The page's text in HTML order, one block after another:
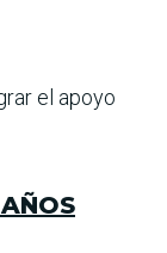
el apoyo